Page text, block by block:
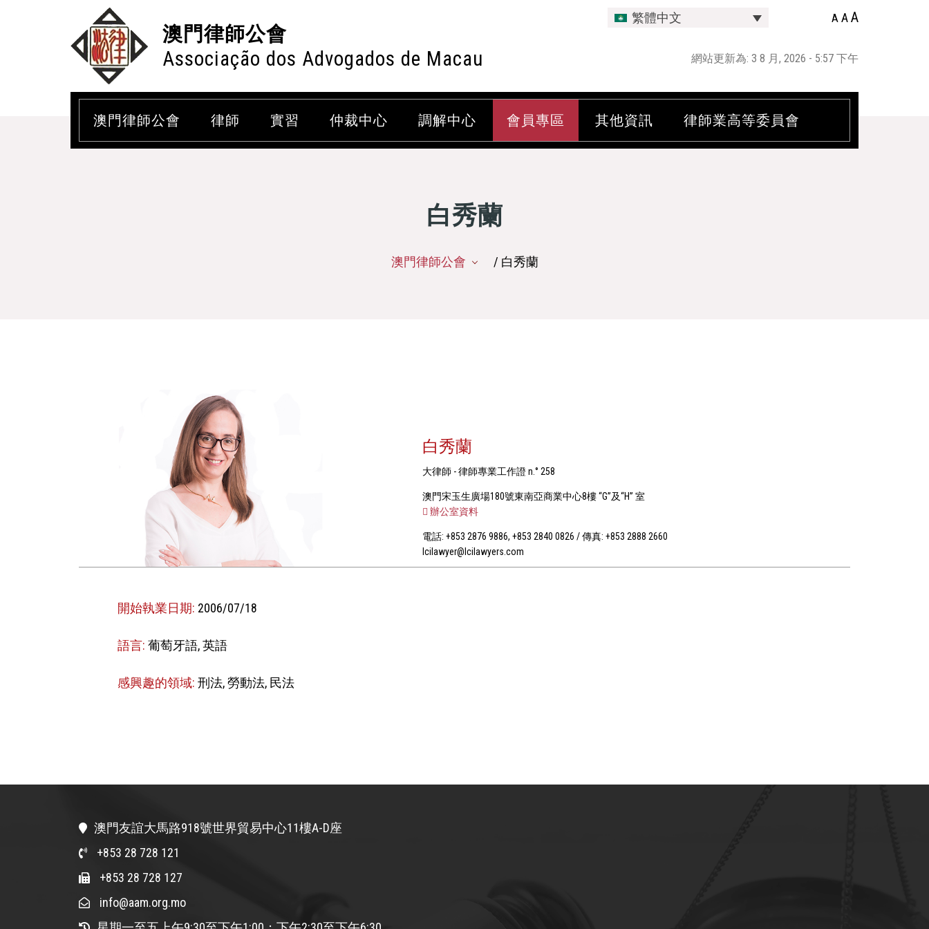
澳門律師公會
Associação dos Advogados de Macau
繁體中文 A AA
網站更新為: 3 8 月, 2026 - 5:57 下午
澳門律師公會 律師 實習 仲裁中心 調解中心 會員專區 其他資訊 律師業高等委員會
白秀蘭
澳門律師公會 / 白秀蘭
白秀蘭
大律師 - 律師專業工作證 n.° 258
澳門宋玉生廣場180號東南亞商業中心8樓 “G”及“H” 室
辦公室資料
電話: +853 2876 9886, +853 2840 0826 / 傳真: +853 2888 2660
lcilawyer@lcilawyers.com
開始執業日期: 2006/07/18
語言: 葡萄牙語, 英語
感興趣的領域: 刑法, 勞動法, 民法
澳門友誼大馬路918號世界貿易中心11樓A-D座
+853 28 728 121
+853 28 728 127
info@aam.org.mo